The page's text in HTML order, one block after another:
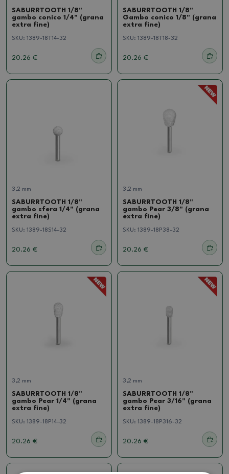
SABURRTOOTH 1/8"
gambo conico 1/4" (grana
extra fine)
SKU: 1389-18T14-32
20.26 €
SABURRTOOTH 1/8"
Gambo conico 1/8" (grana
extra fine)
SKU: 1389-18T18-32
20.26 €
3,2 mm
SABURRTOOTH 1/8"
gambo sfera 1/4" (grana
extra fine)
SKU: 1389-18S14-32
20.26 €
3,2 mm
SABURRTOOTH 1/8"
gambo Pear 3/8" (grana
extra fine)
SKU: 1389-18P38-32
20.26 €
3,2 mm
SABURRTOOTH 1/8"
gambo Pear 1/4" (grana
extra fine)
SKU: 1389-18P14-32
20.26 €
3,2 mm
SABURRTOOTH 1/8"
gambo Pear 3/16" (grana
extra fine)
SKU: 1389-18P316-32
20.26 €